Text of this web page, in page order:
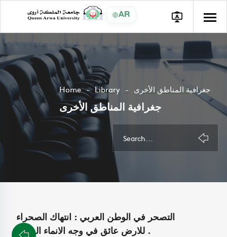
AR
Home Library جغرافية المناطق الأخرى
جغرافية المناطق الأخرى
التصحر في الوطن العربي : انتهاك الصحراء
للارض عائق في وجه الانماء العربي .